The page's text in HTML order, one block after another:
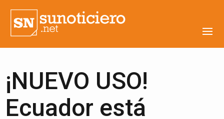
¡NUEVO USO!
Ecuador está